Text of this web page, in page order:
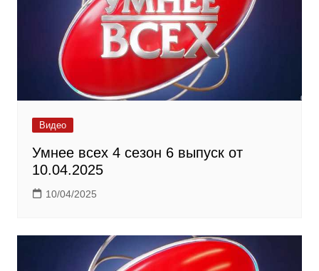
Видео
Умнее всех 4 сезон 6 выпуск от
10.04.2025
10/04/2025